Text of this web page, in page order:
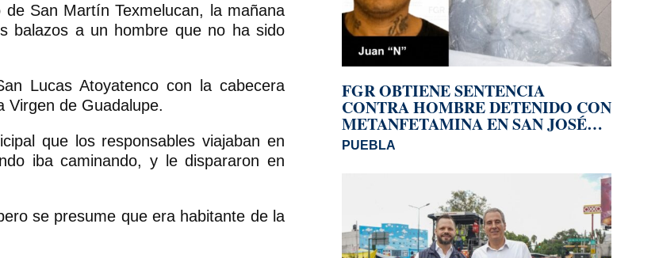
San Martín Texmelucan, la mañana
balazos a un hombre que no ha sido
Lucas Atoyatenco con la cabecera
Virgen de Guadalupe.
que los responsables viajaban en
iba caminando, y le dispararon en
se presume que era habitante de la
FGR OBTIENE SENTENCIA
CONTRA HOMBRE DETENIDO CON
METANFETAMINA EN SAN JOSÉ
MIAHUATLÁN
PUEBLA